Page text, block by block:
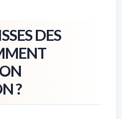
DES
?